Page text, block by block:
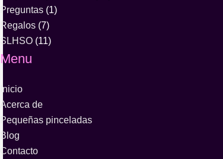
Preguntas (1)
Regalos (7)
SLHSO (11)
Menu
Inicio
Acerca de
Pequeñas pinceladas
Blog
Contacto